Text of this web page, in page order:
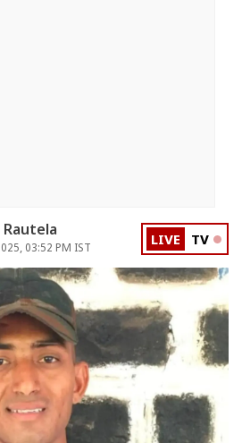
Rautela
03:52 PM IST LIVE TV